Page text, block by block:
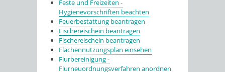
Feste und Freizeiten -
Hygienevorschriften beachten
Feuerbestattung beantragen
Fischereischein beantragen
Fischereischein beantragen
Flächennutzungsplan einsehen
Flurbereinigung -
Flurneuordnungsverfahren anordnen